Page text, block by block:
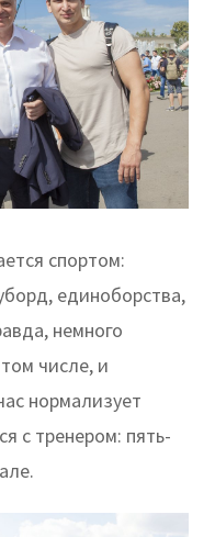
спортом:
единоборства,
немного
числе, и
нормализует
с тренером: пять-